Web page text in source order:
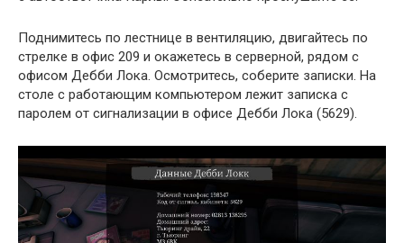
Поднимитесь по лестнице в вентиляцию, двигайтесь по
стрелке в офис 209 и окажетесь в серверной, рядом с
офисом Дебби Лока. Осмотритесь, соберите записки. На
столе с работающим компьютером лежит записка с
паролем от сигнализации в офисе Дебби Лока (5629).